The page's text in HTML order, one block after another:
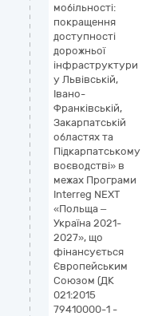
мобільності:
покращення
доступності
дорожньої
інфраструктури
у Львівській,
Івано-
Франківській,
Закарпатській
областях та
Підкарпатському
воєводстві» в
межах Програми
Interreg NEXT
«Польща –
Україна 2021-
2027», що
фінансується
Європейським
Союзом (ДК
021:2015
79410000-1 -